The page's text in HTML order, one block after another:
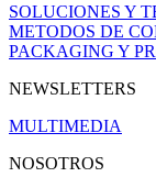
SOLUCIONES Y
METODOS DE
PACKAGING Y
NEWSLETTERS
MULTIMEDIA
NOSOTROS